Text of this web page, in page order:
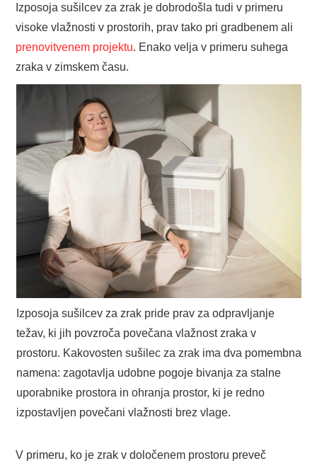
Izposoja sušilcev za zrak je dobrodošla tudi v primeru
visoke vlažnosti v prostorih, prav tako pri gradbenem ali
prenovitvenem projektu. Enako velja v primeru suhega
zraka v zimskem času.
Izposoja sušilcev za zrak pride prav za odpravljanje
težav, ki jih povzroča povečana vlažnost zraka v
prostoru. Kakovosten sušilec za zrak ima dva pomembna
namena: zagotavlja udobne pogoje bivanja za stalne
uporabnike prostora in ohranja prostor, ki je redno
izpostavljen povečani vlažnosti brez vlage.
V primeru, ko je zrak v določenem prostoru preveč